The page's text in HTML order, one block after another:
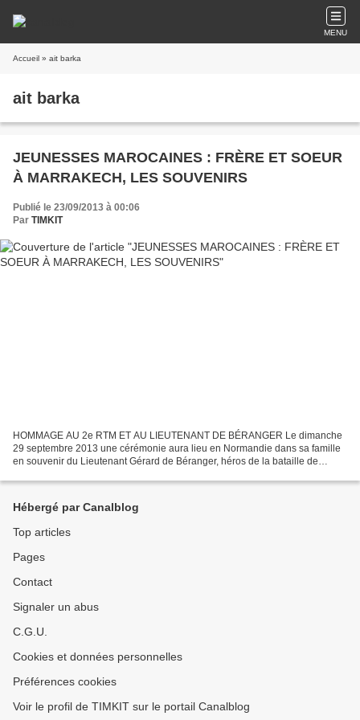
MENU
Accueil » ait barka
ait barka
JEUNESSES MAROCAINES : FRÈRE ET SOEUR
À MARRAKECH, LES SOUVENIRS
Publié le 23/09/2013 à 00:06
Par TIMKIT
HOMMAGE AU 2e RTM ET AU LIEUTENANT DE BÉRANGER Le dimanche
29 septembre 2013 une cérémonie aura lieu en Normandie dans sa famille
en souvenir du Lieutenant Gérard de Béranger, héros de la bataille de
Hébergé par Canalblog
Top articles
Pages
Contact
Signaler un abus
C.G.U.
Cookies et données personnelles
Préférences cookies
Voir le profil de TIMKIT sur le portail Canalblog